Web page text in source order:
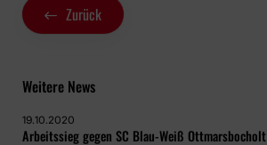
Zurück
Weitere News
19.10.2020
Arbeitssieg gegen SC Blau-Weiß Ottmarsbocholt